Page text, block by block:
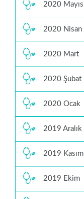
2020 Mayıs
2020 Nisan
2020 Mart
2020 Şubat
2020 Ocak
2019 Aralık
2019 Kasım
2019 Ekim